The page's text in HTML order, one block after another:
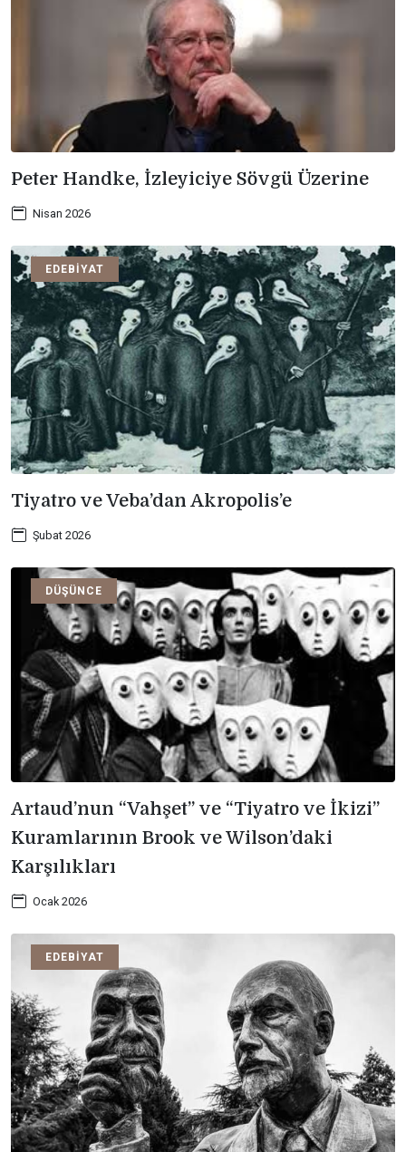
Peter Handke, İzleyiciye Sövgü Üzerine
Nisan 2026
EDEBIYAT
Tiyatro ve Veba’dan Akropolis’e
Şubat 2026
DÜŞÜNCE
Artaud’nun “Vahşet” ve “Tiyatro ve İkizi”
Kuramlarının Brook ve Wilson’daki
Karşılıkları
Ocak 2026
EDEBIYAT